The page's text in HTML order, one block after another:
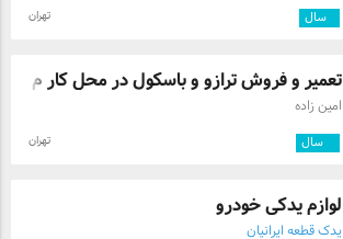
سال تهران
تعمیر و فروش ترازو و باسکول در محل کار م ...
امین زاده
سال تهران
لوازم یدکی خودرو
یدک قطعه ایرانیان